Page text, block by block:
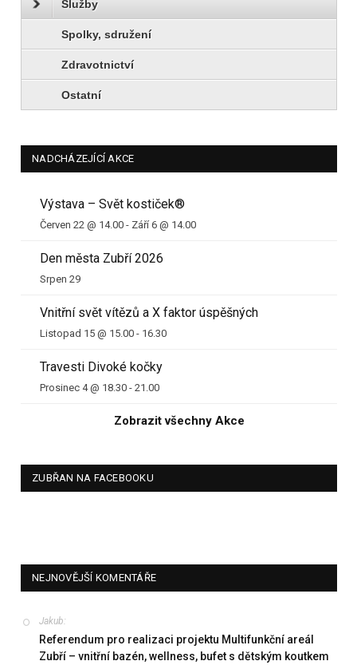
Služby
Spolky, sdružení
Zdravotnictví
Ostatní
NADCHÁZEJÍCÍ AKCE
Výstava – Svět kostiček®
Červen 22 @ 14.00 - Září 6 @ 14.00
Den města Zubří 2026
Srpen 29
Vnitřní svět vítězů a X faktor úspěšných
Listopad 15 @ 15.00 - 16.30
Travesti Divoké kočky
Prosinec 4 @ 18.30 - 21.00
Zobrazit všechny Akce
ZUBŘAN NA FACEBOOKU
NEJNOVĚJŠÍ KOMENTÁŘE
Jakub:
Referendum pro realizaci projektu Multifunkční areál
Zubří – vnitřní bazén, wellness, bufet s dětským koutkem